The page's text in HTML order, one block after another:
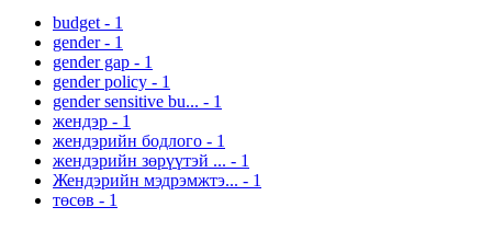
budget - 1
gender - 1
gender gap - 1
gender policy - 1
gender sensitive bu... - 1
жендэр - 1
жендэрийн бодлого - 1
жендэрийн зөрүүтэй ... - 1
Жендэрийн мэдрэмжтэ... - 1
төсөв - 1